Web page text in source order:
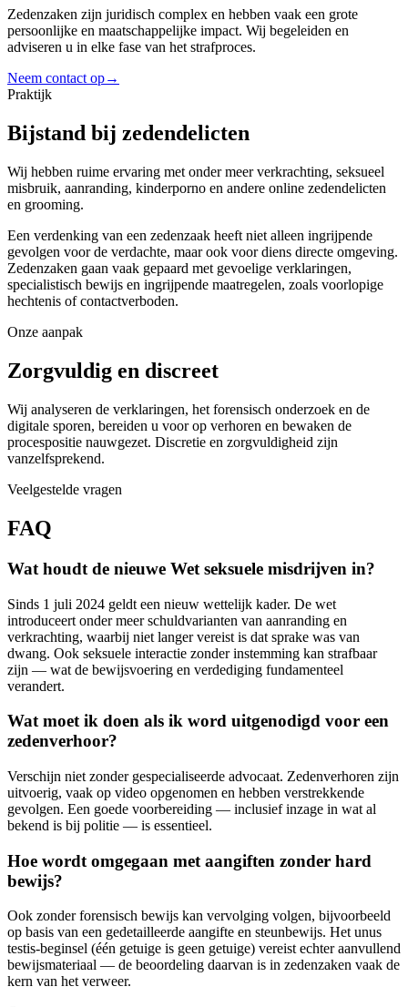
Zedenzaken zijn juridisch complex en hebben vaak een grote
persoonlijke en maatschappelijke impact. Wij begeleiden en
adviseren u in elke fase van het strafproces.
Neem contact op→
Praktijk
Bijstand bij zedendelicten
Wij hebben ruime ervaring met onder meer verkrachting, seksueel
misbruik, aanranding, kinderporno en andere online zedendelicten
en grooming.
Een verdenking van een zedenzaak heeft niet alleen ingrijpende
gevolgen voor de verdachte, maar ook voor diens directe omgeving.
Zedenzaken gaan vaak gepaard met gevoelige verklaringen,
specialistisch bewijs en ingrijpende maatregelen, zoals voorlopige
hechtenis of contactverboden.
Onze aanpak
Zorgvuldig en discreet
Wij analyseren de verklaringen, het forensisch onderzoek en de
digitale sporen, bereiden u voor op verhoren en bewaken de
procespositie nauwgezet. Discretie en zorgvuldigheid zijn
vanzelfsprekend.
Veelgestelde vragen
FAQ
Wat houdt de nieuwe Wet seksuele misdrijven in?
Sinds 1 juli 2024 geldt een nieuw wettelijk kader. De wet
introduceert onder meer schuldvarianten van aanranding en
verkrachting, waarbij niet langer vereist is dat sprake was van
dwang. Ook seksuele interactie zonder instemming kan strafbaar
zijn — wat de bewijsvoering en verdediging fundamenteel
verandert.
Wat moet ik doen als ik word uitgenodigd voor een
zedenverhoor?
Verschijn niet zonder gespecialiseerde advocaat. Zedenverhoren zijn
uitvoerig, vaak op video opgenomen en hebben verstrekkende
gevolgen. Een goede voorbereiding — inclusief inzage in wat al
bekend is bij politie — is essentieel.
Hoe wordt omgegaan met aangiften zonder hard
bewijs?
Ook zonder forensisch bewijs kan vervolging volgen, bijvoorbeeld
op basis van een gedetailleerde aangifte en steunbewijs. Het unus
testis-beginsel (één getuige is geen getuige) vereist echter aanvullend
bewijsmateriaal — de beoordeling daarvan is in zedenzaken vaak de
kern van het verweer.